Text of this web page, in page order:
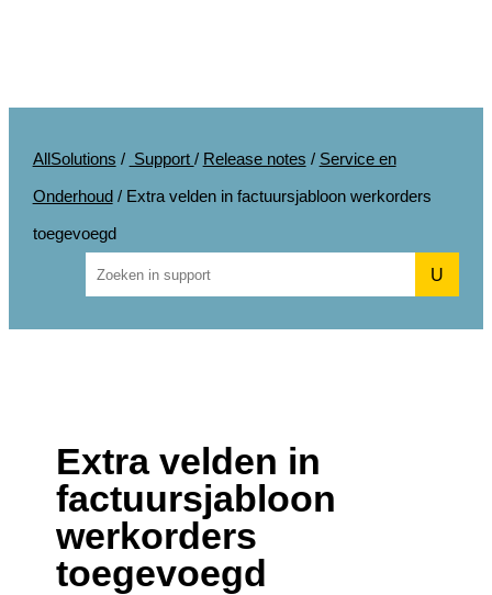
AllSolutions / Support / Release notes / Service en
Onderhoud/ Extra velden in factuursjabloon werkorders
toegevoegd
U
Extra velden in
factuursjabloon
werkorders
toegevoegd